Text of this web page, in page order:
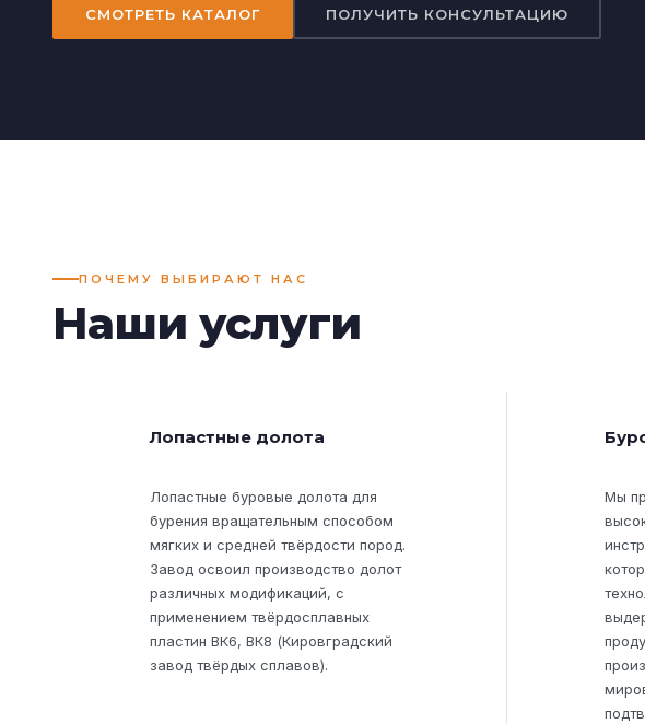
СМОТРЕТЬ КАТАЛОГ ПОЛУЧИТЬ КОНСУЛЬТАЦИЮ
ПОЧЕМУ ВЫБИРАЮТ НАС
Наши услуги
Лопастные долота
Лопастные буровые долота для
бурения вращательным способом
мягких и средней твёрдости пород.
Завод освоил производство долот
различных модификаций, с
применением твёрдосплавных
пластин ВК6, ВК8 (Кировградский
завод твёрдых сплавов).
Мы